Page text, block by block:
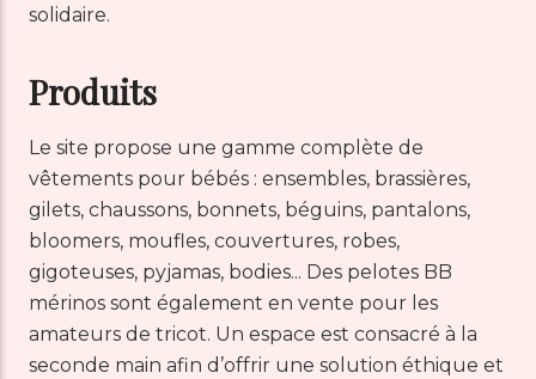
solidaire.
Produits
Le site propose une gamme complète de
vêtements pour bébés : ensembles, brassières,
gilets, chaussons, bonnets, béguins, pantalons,
bloomers, moufles, couvertures, robes,
gigoteuses, pyjamas, bodies... Des pelotes BB
mérinos sont également en vente pour les
amateurs de tricot. Un espace est consacré à la
seconde main afin d’offrir une solution éthique et